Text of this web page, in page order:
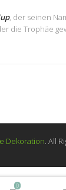
0
, der seinen
die Trophäe
Dekoration. All